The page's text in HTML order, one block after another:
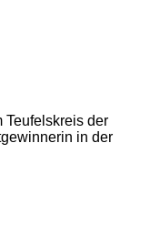
Teufelskreis der
in der